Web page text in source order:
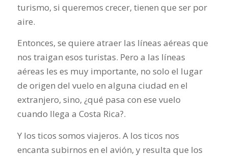
turismo, si queremos crecer, tienen que ser por
aire.
Entonces, se quiere atraer las líneas aéreas que
nos traigan esos turistas. Pero a las líneas
aéreas les es muy importante, no solo el lugar
de origen del vuelo en alguna ciudad en el
extranjero, sino, ¿qué pasa con ese vuelo
cuando llega a Costa Rica?.
Y los ticos somos viajeros. A los ticos nos
encanta subirnos en el avión, y resulta que los